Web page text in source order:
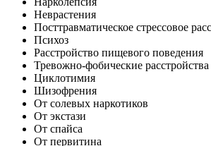
Неврастения
Посттравматическое стрессовое
Психоз
Расстройство пищевого поведения
Тревожно-фобические расстройства
Циклотимия
Шизофрения
От солевых наркотиков
От экстази
От спайса
От первитина